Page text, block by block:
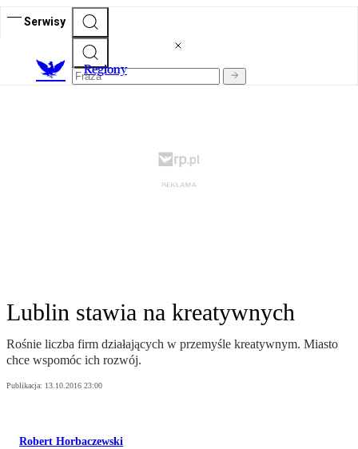
Serwisy
Regiony
Lublin stawia na kreatywnych
Rośnie liczba firm działających w przemyśle kreatywnym. Miasto
chce wspomóc ich rozwój.
Publikacja: 13.10.2016 23:00
Robert Horbaczewski